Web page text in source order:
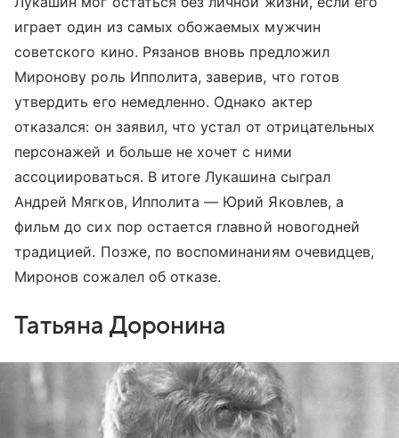
играет один из самых обожаемых мужчин
советского кино. Рязанов вновь предложил
Миронову роль Ипполита, заверив, что готов
утвердить его немедленно. Однако актер
отказался: он заявил, что устал от отрицательных
персонажей и больше не хочет с ними
ассоциироваться. В итоге Лукашина сыграл
Андрей Мягков, Ипполита — Юрий Яковлев, а
фильм до сих пор остается главной новогодней
традицией. Позже, по воспоминаниям очевидцев,
Миронов сожалел об отказе.
Татьяна Доронина